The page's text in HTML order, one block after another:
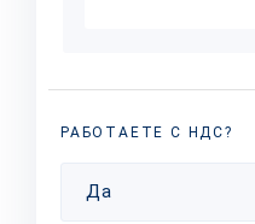
РАБОТАЕТЕ С НДС?
Да